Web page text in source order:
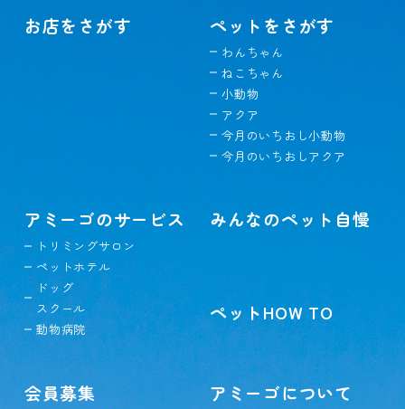
お店をさがす ペットをさがす
わんちゃん
ねこちゃん
小動物
アクア
今月のいちおし小動物
今月のいちおしアクア
アミーゴのサービス
トリミングサロン
ペットホテル
ドッグ
スクール
動物病院
みんなのペット自慢
ペットHOW TO
会員募集 アミーゴについて